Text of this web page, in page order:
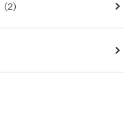
(2)